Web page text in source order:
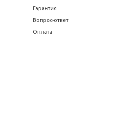
Гарантия
Вопрос-ответ
Оплата